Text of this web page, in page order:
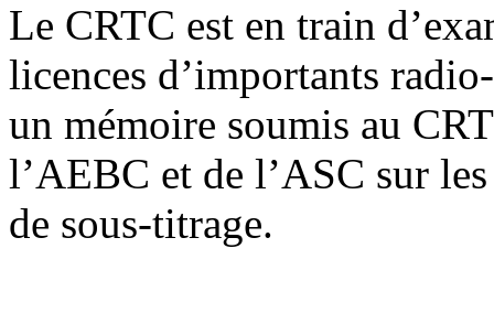
Le CRTC est en train
licences d’importants
un mémoire soumis au
l’AEBC et de l’ASC sur
de sous-titrage.